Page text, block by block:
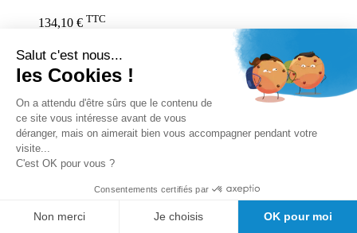
134,10 € TTC
Trier par Par ordre croissant
Afficher
par page
Affiner la recherche
Salut c'est nous...
les Cookies !
On a attendu d'être sûrs que le contenu de
ce site vous intéresse avant de vous
déranger, mais on aimerait bien vous accompagner pendant votre
visite...
C'est OK pour vous ?
Consentements certifiés par
Non merci Je choisis OK pour moi